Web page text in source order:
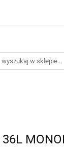
dzieci